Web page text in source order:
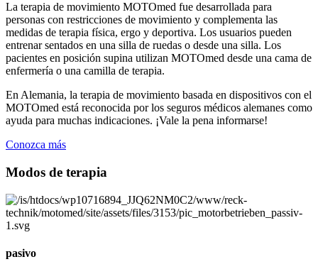
La terapia de movimiento MOTOmed fue desarrollada para
personas con restricciones de movimiento y complementa las
medidas de terapia física, ergo y deportiva. Los usuarios pueden
entrenar sentados en una silla de ruedas o desde una silla. Los
pacientes en posición supina utilizan MOTOmed desde una cama de
enfermería o una camilla de terapia.
En Alemania, la terapia de movimiento basada en dispositivos con el
MOTOmed está reconocida por los seguros médicos alemanes como
ayuda para muchas indicaciones. ¡Vale la pena informarse!
Conozca más
Modos de terapia
pasivo